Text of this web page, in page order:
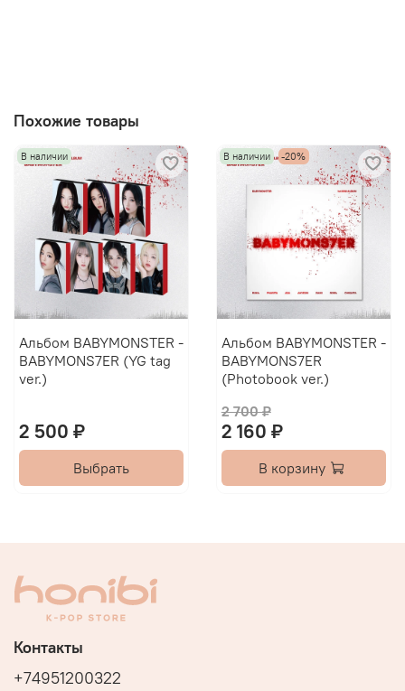
Похожие товары
В наличии
Альбом BABYMONSTER -
BABYMONS7ER (YG tag
ver.)
2 500 ₽
Выбрать
В наличии -20%
Альбом BABYMONSTER -
BABYMONS7ER
(Photobook ver.)
2 700 ₽
2 160 ₽
В корзину
Контакты
+74951200322